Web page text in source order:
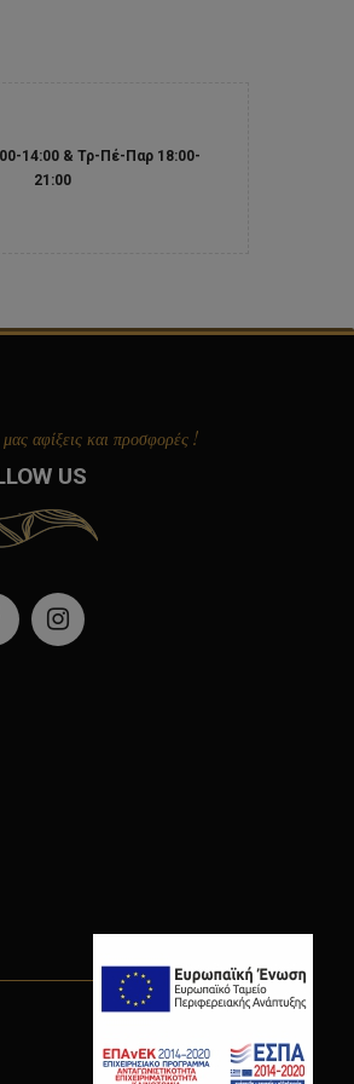
14:00 & Τρ-Πέ-Παρ 18:00-
21:00
μας αφίξεις και προσφορές !
US